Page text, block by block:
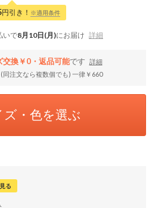
円引き！ ※適用条件
いで8月10日(月)にお届け 詳細
交換￥0・返品可能です
詳細
同注文なら複数個でも) 一律￥660
ズ・色を選ぶ
る